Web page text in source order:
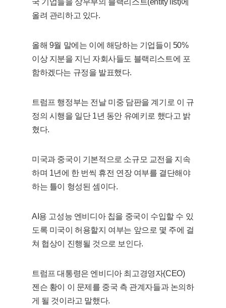
국 기업들을 상무부의 블랙리스트(entity list)에
올려 관리하고 있다.
올해 9월 말에는 이에 해당하는 기업들이 50%
이상 지분을 지닌 자회사들도 블랙리스트에 포
함하겠다는 규정을 발표했다.
트럼프 행정부는 전날 미중 담판을 계기로 이 규
정의 시행을 일단 1년 동안 유예키로 했다고 밝
혔다.
미국과 중국이 기본적으로 소규모 교전을 지속
하며 1년에 한 번씩 휴전 연장 여부를 결단해야
하는 틀이 형성된 셈이다.
AI용 고성능 엔비디아 칩을 중국이 수입할 수 있
도록 미국이 허용할지 여부는 앞으로 몇 주에 걸
쳐 협상이 진행될 것으로 보인다.
트럼프 대통령은 엔비디아 최고경영자(CEO)
젠슨 황이 이 문제를 중국 측 관계자들과 논의하
게 될 것이라고 말했다.